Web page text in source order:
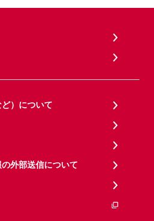
）について
外部送信について